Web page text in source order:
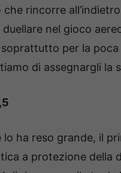
che rincorre
nel gioco
per la
di assegnargli la
lo ha reso grande, il
a protezione della